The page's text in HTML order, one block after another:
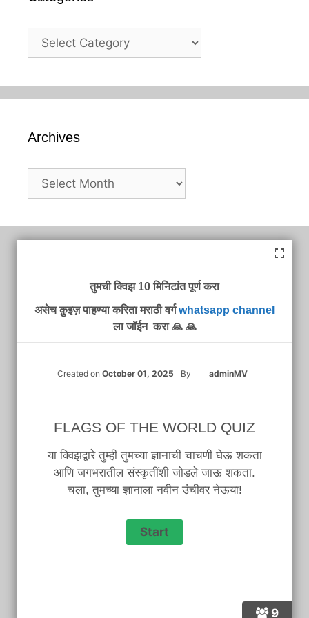
Categories
Archives
Archives
9
तुमची क्विझ 10 मिनिटांत पूर्ण करा
असेच क़ुइज़ पाहण्या करिता मराठी वर्गwhatsapp channel
ला जॉईन करा 🙏 🙏
Created on October 01, 2025 By adminMV
FLAGS OF THE WORLD QUIZ
या क्विझद्वारे तुम्ही तुमच्या ज्ञानाची चाचणी घेऊ शकता
आणि जगभरातील संस्कृतींशी जोडले जाऊ शकता.
चला, तुमच्या ज्ञानाला नवीन उंचीवर नेऊया!